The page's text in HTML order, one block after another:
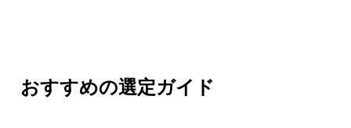
おすすめの選定ガイド